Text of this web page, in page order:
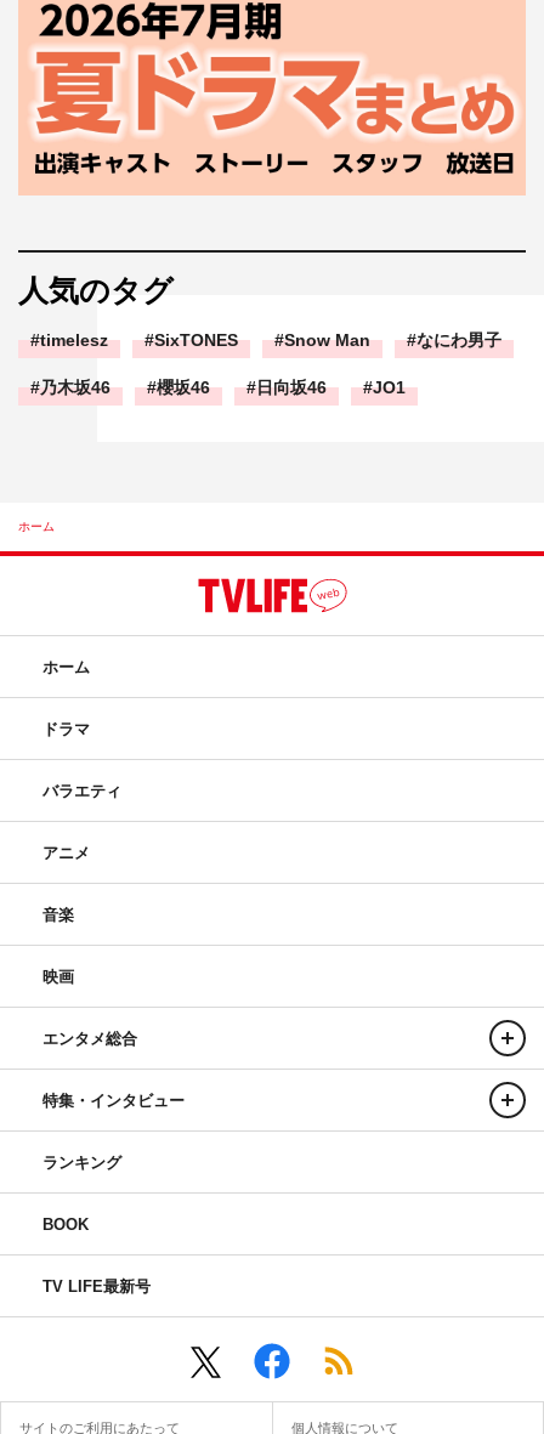
人気のタグ
timelesz SixTONES Snow Man なにわ男子
乃木坂46 櫻坂46 日向坂46 JO1
ホーム
ホーム
ドラマ
バラエティ
アニメ
音楽
映画
エンタメ総合
特集・インタビュー
ランキング
BOOK
TV LIFE最新号
サイトのご利用にあたって 個人情報について